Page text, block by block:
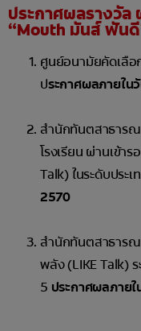
ประกาศผลรางวัล
“Mouth มันส์ ฟัน
ศูนย์อนามัยคัดเลื
ประกาศผลภายใน
สำนักทันตสาธาร
โรงเรียน ผ่านเข้าร
Talk) ในระดับประเ
2570
สำนักทันตสาธารณ
พลัง (LIKE Talk)
5 ประกาศผลภาย